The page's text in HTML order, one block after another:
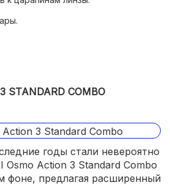
с инструментами для
материалов.
и совместимость с
камеры.
STANDARD COMBO
годы стали невероятно
Action 3 Standard Combo
фоне, предлагая расширенный